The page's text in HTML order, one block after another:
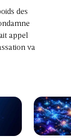
des
appel
va